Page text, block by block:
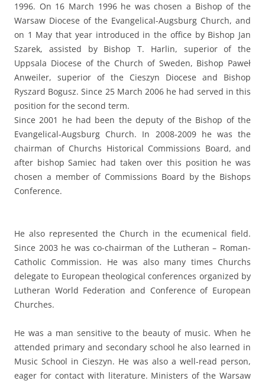
1996. On 16 March 1996 he was chosen a Bishop of the
Warsaw Diocese of the Evangelical-Augsburg Church, and
on 1 May that year introduced in the office by Bishop Jan
Szarek, assisted by Bishop T. Harlin, superior of the
Uppsala Diocese of the Church of Sweden, Bishop Paweł
Anweiler, superior of the Cieszyn Diocese and Bishop
Ryszard Bogusz. Since 25 March 2006 he had served in this
position for the second term.
Since 2001 he had been the deputy of the Bishop of the
Evangelical-Augsburg Church. In 2008-2009 he was the
chairman of Churchs Historical Commissions Board, and
after bishop Samiec had taken over this position he was
chosen a member of Commissions Board by the Bishops
Conference.
He also represented the Church in the ecumenical field.
Since 2003 he was co-chairman of the Lutheran – Roman-
Catholic Commission. He was also many times Churchs
delegate to European theological conferences organized by
Lutheran World Federation and Conference of European
Churches.
He was a man sensitive to the beauty of music. When he
attended primary and secondary school he also learned in
Music School in Cieszyn. He was also a well-read person,
eager for contact with literature. Ministers of the Warsaw